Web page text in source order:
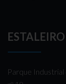
ESTALEIRO
Parque Industrial